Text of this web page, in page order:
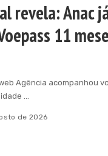
revela: Anac
11
Agência acompanhou
...
de 2026